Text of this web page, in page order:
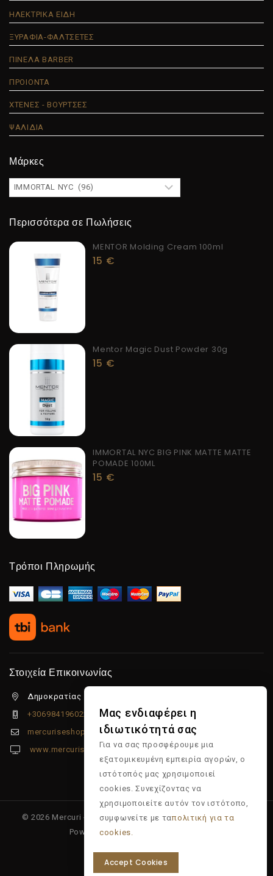
ΗΛΕΚΤΡΙΚΑ ΕΙΔΗ
ΞΥΡΑΦΙΑ-ΦΑΛΤΣΕΤΕΣ
ΠΙΝΕΛΑ BARBER
ΠΡΟΙΟΝΤΑ
ΧΤΕΝΕΣ - ΒΟΥΡΤΣΕΣ
ΨΑΛΙΔΙΑ
Μάρκες
Περισσότερα σε Πωλήσεις
MENTOR Molding Cream 100ml
15 €
Mentor Magic Dust Powder 30g
15 €
IMMORTAL NYC BIG PINK MATTE MATTE
POMADE 100ML
15 €
Τρόποι Πληρωμής
Στοιχεία Επικοινωνίας
Δημοκρατίας 5β Λιμένας Χερσονήσου, 70014
+306984196022
mercuriseshop@gmail.com
www.mercuriseshop.gr
© 2026 Mercuri - Είδη κομμωτηρίου - Επώνυμα προϊόντα -
Powered & Supported by
Μας ενδιαφέρει η
ιδιωτικότητά σας
Για να σας προσφέρουμε μια
εξατομικευμένη εμπειρία αγορών, ο
ιστότοπός μας χρησιμοποιεί
cookies. Συνεχίζοντας να
χρησιμοποιείτε αυτόν τον ιστότοπο,
συμφωνείτε με ταπολιτική για τα
cookies.
Accept Cookies